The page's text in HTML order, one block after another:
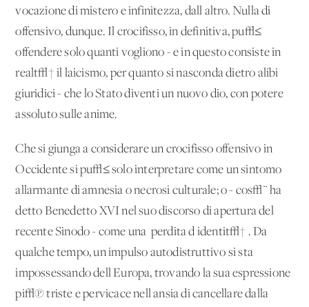
vocazione di mistero e infinitezza, dall'altro. Nulla di
offensivo, dunque. Il crocifisso, in definitiva, pu√≤
offendere solo quanti vogliono - e in questo consiste in
realt√† il laicismo, per quanto si nasconda dietro alibi
giuridici - che lo Stato diventi un nuovo dio, con potere
assoluto sulle anime.
Che si giunga a considerare un crocifisso offensivo in
Occidente si pu√≤ solo interpretare come un sintomo
allarmante di amnesia o necrosi culturale; o - cos√¨ ha
detto Benedetto XVI nel suo discorso di apertura del
recente Sinodo - come una 'perdita d'identit√†'. Da
qualche tempo, un impulso autodistruttivo si sta
impossessando dell'Europa, trovando la sua espressione
pi√π triste e pervicace nell'ansia di cancellare dalla